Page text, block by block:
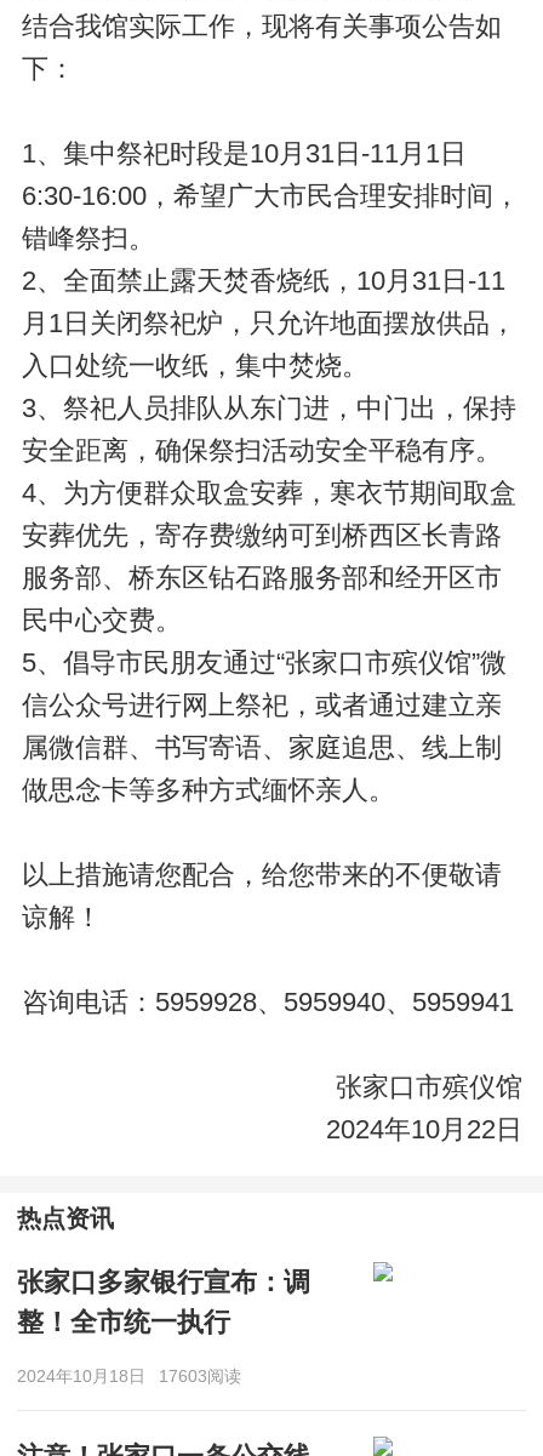
结合我馆实际工作，现将有关事项公告如
下：
1、集中祭祀时段是10月31日-11月1日
6:30-16:00，希望广大市民合理安排时间，
错峰祭扫。
2、全面禁止露天焚香烧纸，10月31日-11
月1日关闭祭祀炉，只允许地面摆放供品，
入口处统一收纸，集中焚烧。
3、祭祀人员排队从东门进，中门出，保持
安全距离，确保祭扫活动安全平稳有序。
4、为方便群众取盒安葬，寒衣节期间取盒
安葬优先，寄存费缴纳可到桥西区长青路
服务部、桥东区钻石路服务部和经开区市
民中心交费。
5、倡导市民朋友通过“张家口市殡仪馆”微
信公众号进行网上祭祀，或者通过建立亲
属微信群、书写寄语、家庭追思、线上制
做思念卡等多种方式缅怀亲人。
以上措施请您配合，给您带来的不便敬请
谅解！
咨询电话：5959928、5959940、5959941
张家口市殡仪馆
2024年10月22日
热点资讯
张家口多家银行宣布：调
整！全市统一执行
2024年10月18日 17603阅读